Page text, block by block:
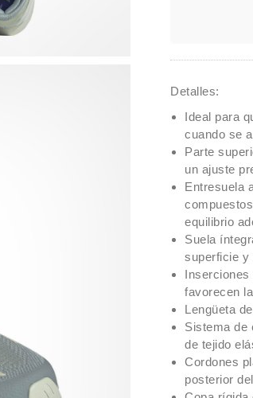
Detalles:
Ideal para
cuando se
Parte
un ajuste
Entresuela
equilibrio
Suela
superficie y
Inserciones
favorecen
Lengüeta
Sistema de
de tejido
Cordones
posterior